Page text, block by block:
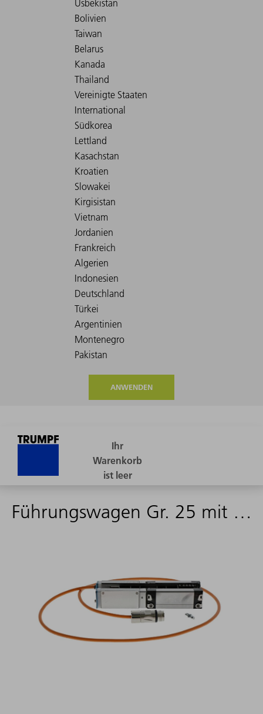
ANWENDEN
Führungswagen Gr. 25 mit Messkopf